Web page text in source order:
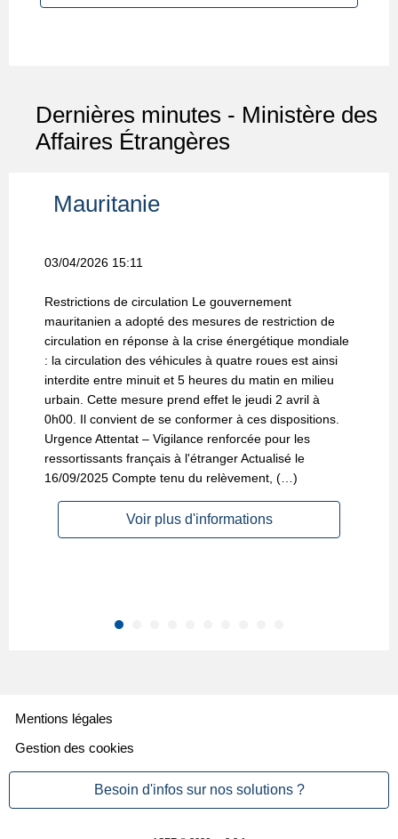
Dernières minutes - Ministère des
Affaires Étrangères
Mauritanie
03/04/2026 15:11
Restrictions de circulation Le gouvernement
mauritanien a adopté des mesures de restriction de
circulation en réponse à la crise énergétique mondiale
: la circulation des véhicules à quatre roues est ainsi
interdite entre minuit et 5 heures du matin en milieu
urbain. Cette mesure prend effet le jeudi 2 avril à
0h00. Il convient de se conformer à ces dispositions.
Urgence Attentat – Vigilance renforcée pour les
ressortissants français à l'étranger Actualisé le
16/09/2025 Compte tenu du relèvement, (…)
Voir plus d'informations
Mentions légales
Gestion des cookies
Besoin d'infos sur nos solutions ?